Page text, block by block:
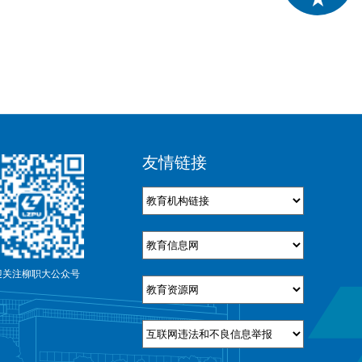
关注柳职大公众号
友情链接